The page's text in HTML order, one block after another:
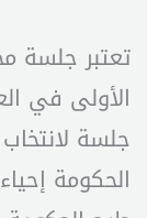
تعتبر جلسة
جلسة
الحكومة